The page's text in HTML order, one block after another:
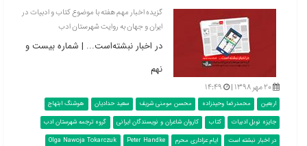
گزیده اخبار مهم هفته با موضوع کتاب و ادبیات در
ایران و جهان به روایت شهرستان ادب
در اخبار نبشته‌است... | شماره بیست و
نهم
۲۰ مهر ۱۳۹۸ | ۱۴:۴۹
اربعین محمدرضا وحیدزاده محسن مومنی شریف سعید حدادیان
هوشنگ ابتهاج
جایزه نوبل ادبیات
کتاب کاروان شاعران و نویسندگان ایرانی
گروه ترجمه شهرستان ادب
در اخبار نبشته است
ایام عزاداری محرم Olga Nawoja Tokarczuk
Peter Handke